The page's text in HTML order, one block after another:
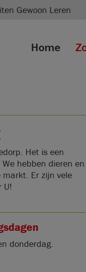
Gewoon Leren
Home
Het is een
hebben dieren en
markt. Er zijn vele
U!
donderdag.